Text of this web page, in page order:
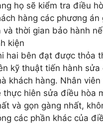
họ sẽ kiểm tra điều
hàng các phương án
và thời gian bảo hành
kiện
hai bên đạt được thỏa
kỹ thuật tiến hành sửa
khách hàng. Nhân
thực hiên sửa điều hòa
và gọn gàng nhất,
các phần khác của